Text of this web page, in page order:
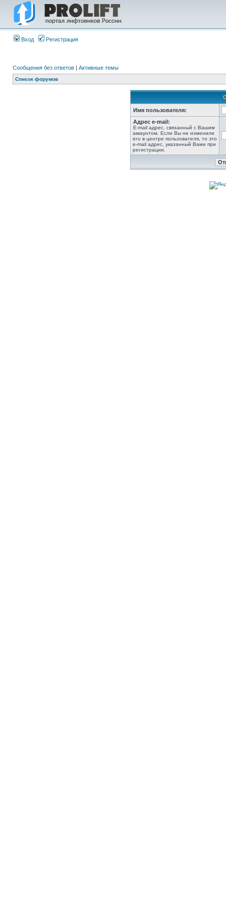
Вход Регистрация
Сообщения без ответов | Активные темы
Список форумов
Имя пользователя:
Адрес e-mail:
E-mail адрес, связанный с Вашим
аккаунтом. Если Вы не изменили
его в центре пользователя, то это
e-mail адрес, указанный Вами при
регистрации.